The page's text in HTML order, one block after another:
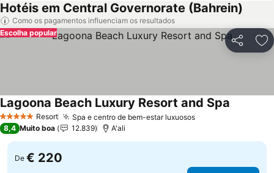
Hotéis em Central Governorate (Bahrein)
Como os pagamentos influenciam os resultados
Partilhar
Escolha popular
5 Estrelas Resort Spa e centro de bem-estar luxuososVer preços
Lagoona Beach Luxury Resort and Spa
8,4 Muito boa 12.839 A'ali
De € 220